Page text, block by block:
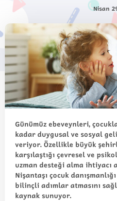
Nisan
Günümüz ebeveynleri,
kadar duygusal ve sosyal
veriyor. Özellikle büyük
karşılaştığı çevresel ve
uzman desteği alma ihtiyacı
Nişantaşı çocuk
bilinçli adımlar atmasını
kaynak sunuyor.